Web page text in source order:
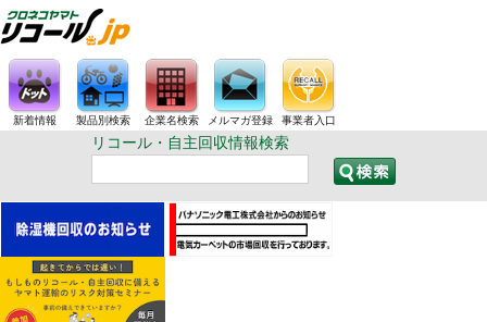
新着情報 製品別検索 企業名検索 メルマガ登録 事業者入口
リコール・自主回収情報検索